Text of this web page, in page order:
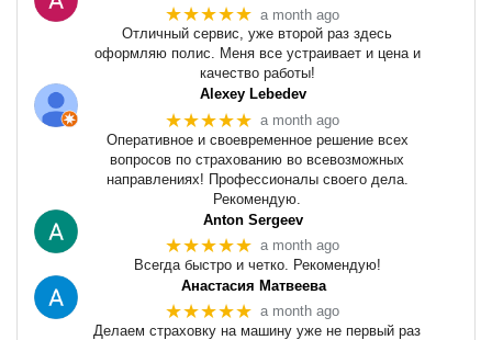
★★★★★ a month ago
Отличный сервис, уже второй раз здесь
оформляю полис. Меня все устраивает и цена и
качество работы!
Alexey Lebedev
★★★★★ a month ago
Оперативное и своевременное решение всех
вопросов по страхованию во всевозможных
направлениях! Профессионалы своего дела.
Рекомендую.
Anton Sergeev
★★★★★ a month ago
Всегда быстро и четко. Рекомендую!
Анастасия Матвеева
★★★★★ a month ago
Делаем страховку на машину уже не первый раз